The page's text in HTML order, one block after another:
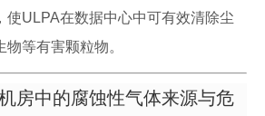
使ULPA在数据中心中可有效清除尘
等有害颗粒物。
房中的腐蚀性气体来源与危